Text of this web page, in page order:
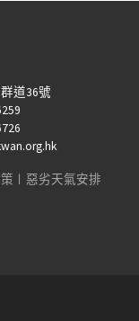
道36號
︱ 惡劣天氣安排